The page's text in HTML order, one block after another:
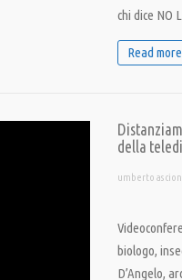
chi dice NO
Read more
della
umberto
biologo,
D’Angelo,